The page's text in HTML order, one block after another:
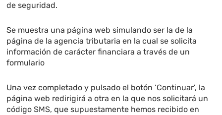
de seguridad.
Se muestra una página web simulando ser la de la
página de la agencia tributaria en la cual se solicita
información de carácter financiara a través de un
formulario
Una vez completado y pulsado el botón ‘Continuar’, la
página web redirigirá a otra en la que nos solicitará un
código SMS, que supuestamente hemos recibido en